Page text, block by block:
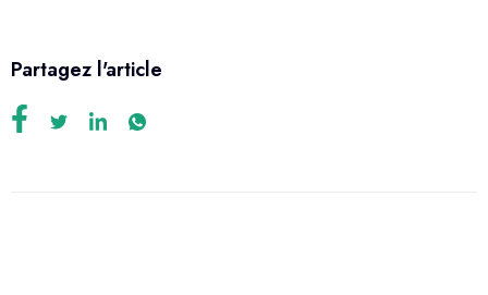
Partagez l'article